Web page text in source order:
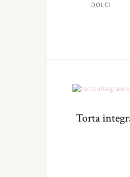
DOLCI
Torta